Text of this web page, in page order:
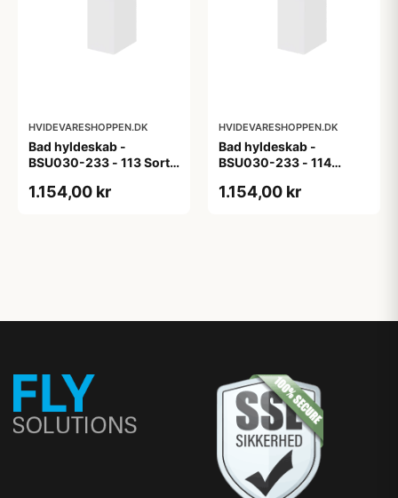
HVIDEVARESHOPPEN.DK
Bad hyldeskab -
BSU030-233 - 113 Sort
1.154,00 kr
HVIDEVARESHOPPEN.DK
Bad hyldeskab -
BSU030-233 - 114
m/eg ABS-kant
1.154,00 kr